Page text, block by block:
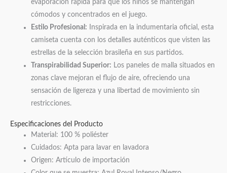
evaporación rápida para que los niños se mantengan
cómodos y concentrados en el juego.
Estilo Profesional: Inspirada en la indumentaria oficial, esta
camiseta cuenta con los detalles auténticos que visten las
estrellas de la selección brasileña en sus partidos.
Transpirabilidad Superior: Los paneles de malla situados en
zonas clave mejoran el flujo de aire, ofreciendo una
sensación de ligereza y una libertad de movimiento sin
restricciones.
Especificaciones del Producto
Material: 100 % poliéster
Cuidados: Apta para lavar en lavadora
Origen: Artículo de importación